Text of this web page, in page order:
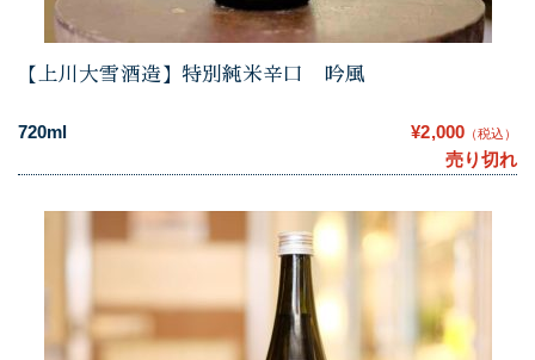
【上川大雪酒造】特別純米辛口 吟風
720ml ¥2,000 （税込）
売り切れ